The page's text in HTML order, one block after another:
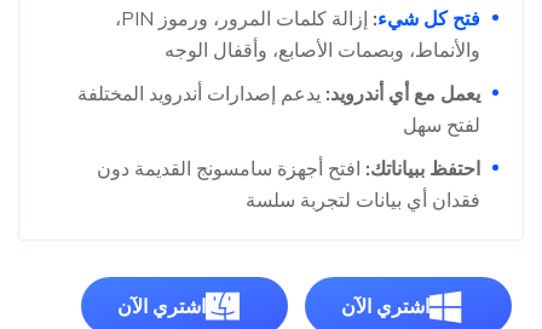
فتح كل شيء:
إزالة كلمات المرور، ورموز PIN،
والأنماط، وبصمات الأصابع، وأقفال الوجه
يعمل مع أي أندرويد: يدعم إصدارات أندرويد المختلفة
لفتح سهل
احتفظ ببياناتك: افتح أجهزة سامسونج القديمة دون
فقدان أي بيانات لتجربة سلسة
اشتري الآن اشتري الآن